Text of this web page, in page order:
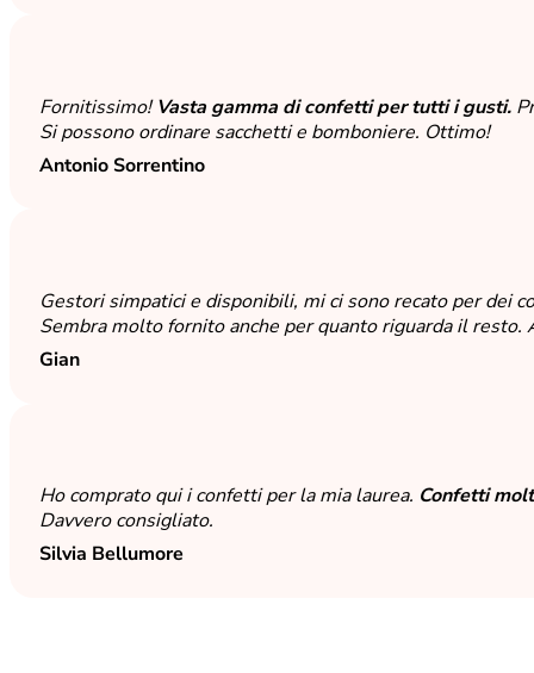
Fornitissimo!Vasta gamma di confetti per tutti i gusti.
Si possono ordinare sacchetti e bomboniere. Ottimo!
Antonio Sorrentino
Gestori simpatici e disponibili, mi ci sono recato per dei
Sembra molto fornito anche per quanto riguarda il
Gian
Ho comprato qui i confetti per la mia laurea. Confetti
Davvero consigliato.
Silvia Bellumore